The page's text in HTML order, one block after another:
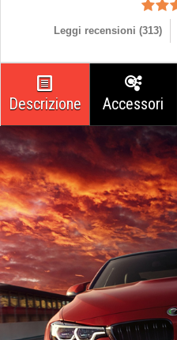
Leggi recensioni (313)
Descrizione Accessori